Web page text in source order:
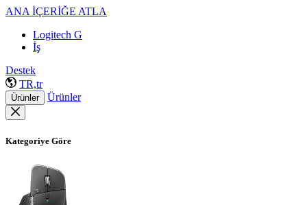
ANA İÇERİĞE ATLA
Logitech G
İş
Destek
TR,tr
Ürünler Ürünler
Kategoriye Göre